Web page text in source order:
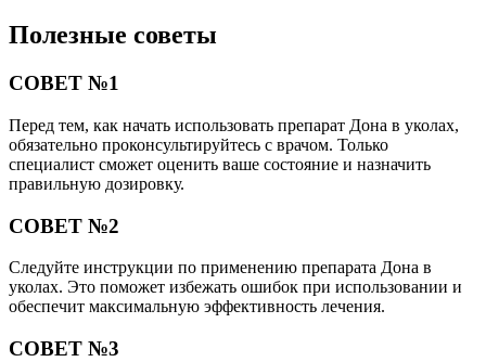
Полезные советы
СОВЕТ №1
Перед тем, как начать использовать препарат Дона в уколах,
обязательно проконсультируйтесь с врачом. Только
специалист сможет оценить ваше состояние и назначить
правильную дозировку.
СОВЕТ №2
Следуйте инструкции по применению препарата Дона в
уколах. Это поможет избежать ошибок при использовании и
обеспечит максимальную эффективность лечения.
СОВЕТ №3